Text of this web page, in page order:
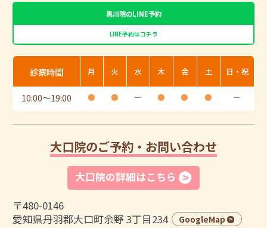
黒川院のLINE予約
LINE予約はコチラ
診察時間 月 火 水 木 金 土 日・祝
10:00〜19:00 ● ● ー ● ● ● ー
大口院のご予約・お問い合わせ
大口院の詳細はこちら
〒480-0146
愛知県丹羽郡大口町余野 3丁目234
GoogleMap